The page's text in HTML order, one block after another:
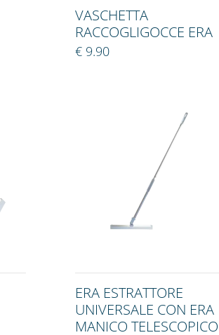
VASCHETTA
RACCOGLIGOCCE ERA
€ 9.90
ERA ESTRATTORE
UNIVERSALE CON ERA
MANICO TELESCOPICO